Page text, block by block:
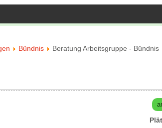
Bündnis Beratung Arbeitsgruppe - Bündnis